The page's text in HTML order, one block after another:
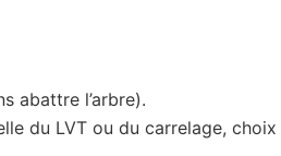
abattre l’arbre).
du LVT ou du carrelage,